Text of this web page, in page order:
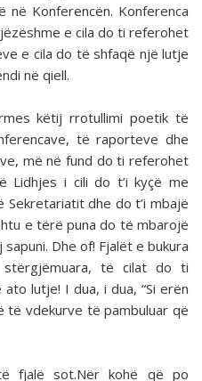
Konferencën. Konferenca
e cila do ti referohet
e cila do të shfaqë një lutje
në qiell.
këtij rrotullimi poetik të
të raporteve dhe
më në fund do ti referohet
Lidhjes i cili do t’i kyçë me
dhe do t’i mbajë
e tërë puna do të mbarojë
Dhe of! Fjalët e bukura
të cilat do ti
lutje! I dua, i dua, “Si erën
vdekurve të pambuluar që
fjalë sot.Nër kohë që po